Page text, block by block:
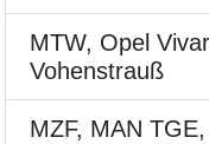
MTW, Opel
Vohenstrauß
MZF, MAN